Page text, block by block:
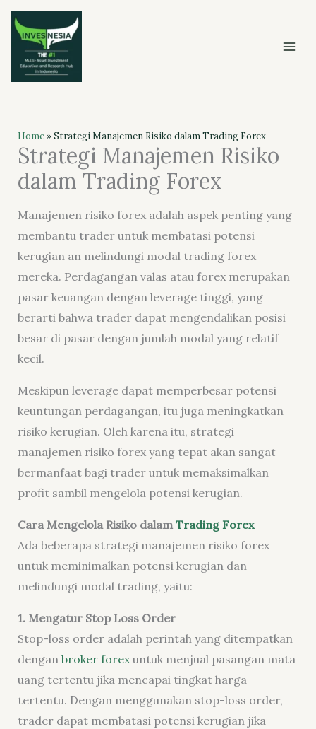
Skip
content
Home»Strategi Manajemen Risiko dalam Trading Forex
Strategi Manajemen Risiko
dalam Trading Forex
Manajemen risiko forex adalah aspek penting yang
membantu trader untuk membatasi potensi
kerugian an melindungi modal trading forex
mereka. Perdagangan valas atau forex merupakan
pasar keuangan dengan leverage tinggi, yang
berarti bahwa trader dapat mengendalikan posisi
besar di pasar dengan jumlah modal yang relatif
kecil.
Meskipun leverage dapat memperbesar potensi
keuntungan perdagangan, itu juga meningkatkan
risiko kerugian. Oleh karena itu, strategi
manajemen risiko forex yang tepat akan sangat
bermanfaat bagi trader untuk memaksimalkan
profit sambil mengelola potensi kerugian.
Cara Mengelola Risiko dalamTrading Forex
Ada beberapa strategi manajemen risiko forex
untuk meminimalkan potensi kerugian dan
melindungi modal trading, yaitu:
1. Mengatur Stop Loss Order
Stop-loss order adalah perintah yang ditempatkan
dengan broker forexuntuk menjual pasangan mata
uang tertentu jika mencapai tingkat harga
tertentu. Dengan menggunakan stop-loss order,
trader dapat membatasi potensi kerugian jika